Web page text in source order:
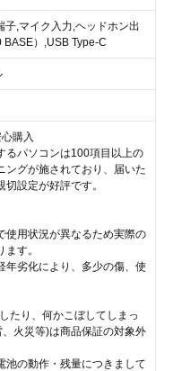
子,マイク入力,ヘッドホン出
）,USB Type-C
購入
るパソコンは100項目以上の
ングが施されており、届いた
設定が好評です。
用状況が異なるため実際の
す。
劣化により、多少の傷、使
たり、何かこぼしてしまっ
火災等)は商品保証の対象外
の動作・残量につきまして